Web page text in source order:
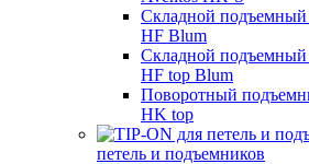
Складной
HF Blum
Складной
HF top Blum
Поворотный
HK top
петель и подъемников